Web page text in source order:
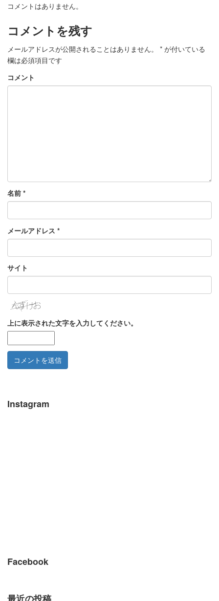
コメントはありません。
コメントを残す
メールアドレスが公開されることはありません。 * が付いている
欄は必須項目です
コメント
名前 *
メールアドレス *
サイト
上に表示された文字を入力してください。
Instagram
Facebook